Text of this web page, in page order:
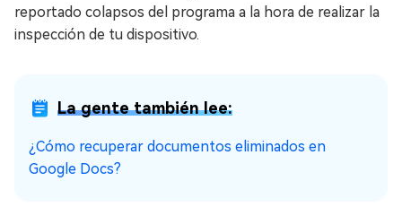
reportado colapsos del programa a la hora de realizar la
inspección de tu dispositivo.
La gente también lee:
¿Cómo recuperar documentos eliminados en
Google Docs?